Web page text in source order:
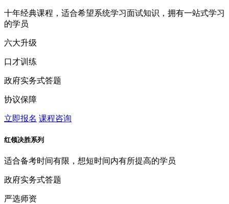
十年经典课程，适合希望系统学习面试知识，拥有一站式学习
的学员
六大升级
口才训练
政府实务式答题
协议保障
立即报名 课程咨询
红领决胜系列
适合备考时间有限，想短时间内有所提高的学员
政府实务式答题
严选师资